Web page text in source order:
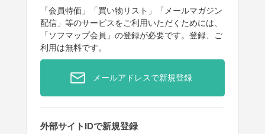
「会員特価」「買い物リスト」「メールマガジン
配信」等のサービスをご利用いただくためには、
「ソフマップ会員」の登録が必要です。登録、ご
利用は無料です。
メールアドレスで新規登録
外部サイトIDで新規登録